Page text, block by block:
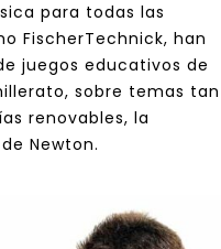
para todas las
FischerTechnick, han
juegos educativos de
sobre temas tan
renovables, la
Newton.